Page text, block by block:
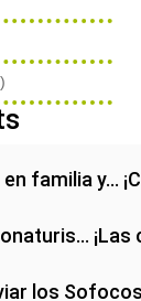
familia y…
los